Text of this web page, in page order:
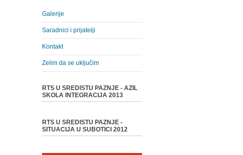
Galerije
Saradnici i prijatelji
Kontakt
Zelim da se uključim
RTS U SREDISTU PAZNJE - AZIL
SKOLA INTEGRACIJA 2013
RTS U SREDISTU PAZNJE -
SITUACIJA U SUBOTICI 2012